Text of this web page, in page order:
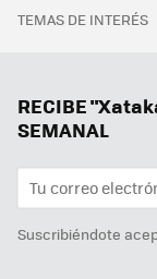
TEMAS DE INTERÉS
RECIBE
SEMANAL
Suscribiéndote